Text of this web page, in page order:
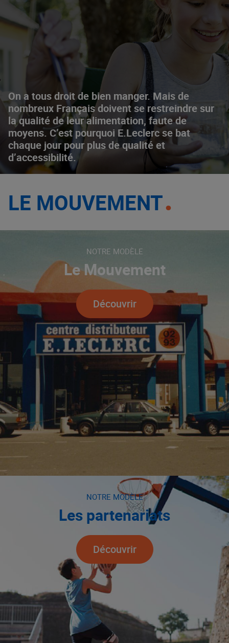
On a tous droit de bien manger. Mais de
nombreux Français doivent se restreindre sur
la qualité de leur alimentation, faute de
moyens. C’est pourquoi E.Leclerc se bat
chaque jour pour plus de qualité et
d’accessibilité.
LE MOUVEMENT
NOTRE MODÈLE
Le Mouvement
Découvrir
NOTRE MODÈLE
Les partenariats
Découvrir